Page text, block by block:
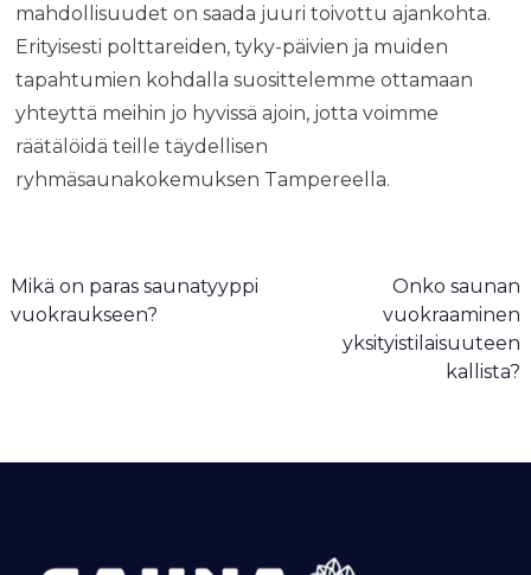
mahdollisuudet on saada juuri toivottu ajankohta.
Erityisesti polttareiden, tyky-päivien ja muiden
tapahtumien kohdalla suosittelemme ottamaan
yhteyttä meihin jo hyvissä ajoin, jotta voimme
räätälöidä teille täydellisen
ryhmäsaunakokemuksen Tampereella.
A
r
e
Mikä on paras saunatyyppi
vuokraukseen?
Onko saunan
vuokraaminen
yksityistilaisuuteen
kallista?